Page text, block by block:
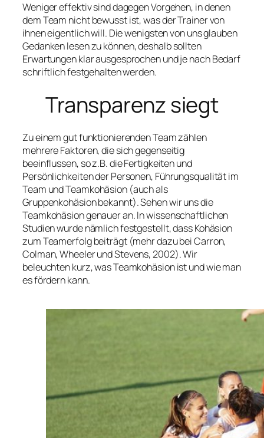
Weniger effektiv sind dagegen Vorgehen, in denen
dem Team nicht bewusst ist, was der Trainer von
ihnen eigentlich will. Die wenigsten von uns glauben
Gedanken lesen zu können, deshalb sollten
Erwartungen klar ausgesprochen und je nach Bedarf
schriftlich festgehalten werden.
Transparenz siegt
Zu einem gut funktionierenden Team zählen
mehrere Faktoren, die sich gegenseitig
beeinflussen, so z.B. die Fertigkeiten und
Persönlichkeiten der Personen, Führungsqualität im
Team und Teamkohäsion (auch als
Gruppenkohäsion bekannt). Sehen wir uns die
Teamkohäsion genauer an. In wissenschaftlichen
Studien wurde nämlich festgestellt, dass Kohäsion
zum Teamerfolg beiträgt (mehr dazu bei Carron,
Colman, Wheeler und Stevens, 2002). Wir
beleuchten kurz, was Teamkohäsion ist und wie man
es fördern kann.